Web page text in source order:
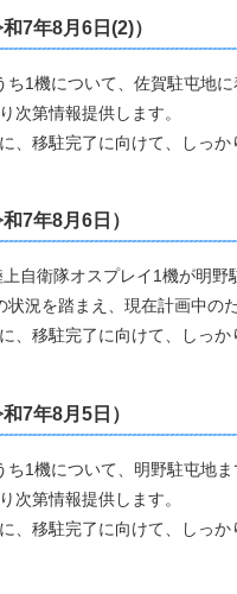
和7年8月6日(2)）
1機について、佐賀駐屯地に
次第情報提供します。
、移駐完了に向けて、しっか
和7年8月6日）
自衛隊オスプレイ1機が明
況を踏まえ、現在計画中の
、移駐完了に向けて、しっか
和7年8月5日）
1機について、明野駐屯地ま
次第情報提供します。
、移駐完了に向けて、しっか